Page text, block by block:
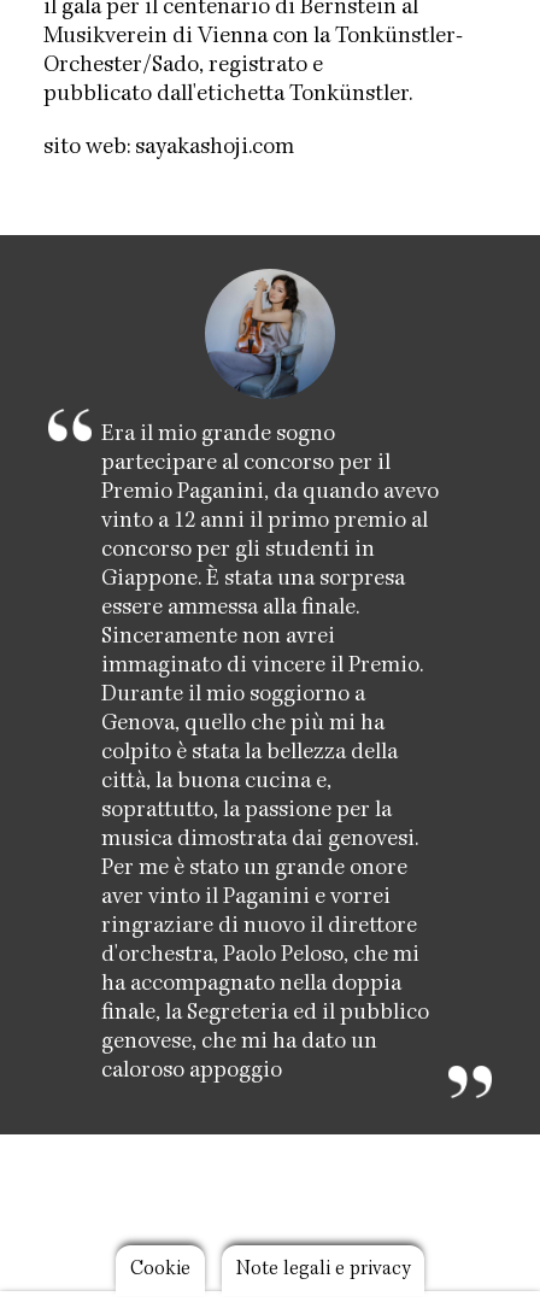
il gala per il centenario di Bernstein al
Musikverein di Vienna con la Tonkünstler-
Orchester/Sado, registrato e
pubblicato dall'etichetta Tonkünstler.
sito web: sayakashoji.com
Era il mio grande sogno
partecipare al concorso per il
Premio Paganini, da quando avevo
vinto a 12 anni il primo premio al
concorso per gli studenti in
Giappone. È stata una sorpresa
essere ammessa alla finale.
Sinceramente non avrei
immaginato di vincere il Premio.
Durante il mio soggiorno a
Genova, quello che più mi ha
colpito è stata la bellezza della
città, la buona cucina e,
soprattutto, la passione per la
musica dimostrata dai genovesi.
Per me è stato un grande onore
aver vinto il Paganini e vorrei
ringraziare di nuovo il direttore
d'orchestra, Paolo Peloso, che mi
ha accompagnato nella doppia
finale, la Segreteria ed il pubblico
genovese, che mi ha dato un
caloroso appoggio
Footer
Cookie Note legali e privacy